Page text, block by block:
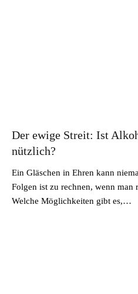
Der ewige Streit: Ist
nützlich?
Ein Gläschen in Ehren kann
Folgen ist zu rechnen, wenn
Welche Möglichkeiten gibt es,…